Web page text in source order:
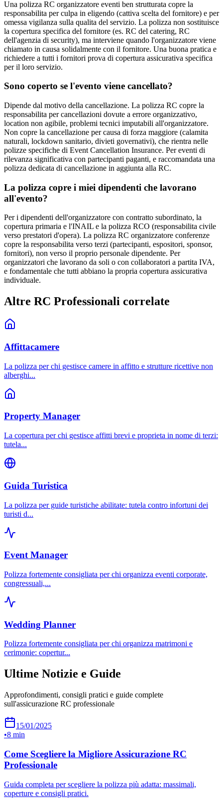
Una polizza RC organizzatore eventi ben strutturata copre la
responsabilita per culpa in eligendo (cattiva scelta del fornitore) e per
omessa vigilanza sulla qualita del servizio. La polizza non sostituisce
la copertura specifica del fornitore (es. RC del catering, RC
dell'agenzia di security), ma interviene quando l'organizzatore viene
chiamato in causa solidalmente con il fornitore. Una buona pratica e
richiedere a tutti i fornitori prova di copertura assicurativa specifica
per il loro servizio.
Sono coperto se l'evento viene cancellato?
Dipende dal motivo della cancellazione. La polizza RC copre la
responsabilita per cancellazioni dovute a errore organizzativo,
location non agibile, problemi tecnici imputabili all'organizzatore.
Non copre la cancellazione per causa di forza maggiore (calamita
naturali, lockdown sanitario, divieti governativi), che rientra nelle
polizze specifiche di Event Cancellation Insurance. Per eventi di
rilevanza significativa con partecipanti paganti, e raccomandata una
polizza dedicata di cancellazione in aggiunta alla RC.
La polizza copre i miei dipendenti che lavorano
all'evento?
Per i dipendenti dell'organizzatore con contratto subordinato, la
copertura primaria e l'INAIL e la polizza RCO (responsabilita civile
verso prestatori d'opera). La polizza RC organizzatore conferenze
copre la responsabilita verso terzi (partecipanti, espositori, sponsor,
fornitori), non verso il proprio personale dipendente. Per
organizzatori che lavorano da soli o con collaboratori a partita IVA,
e fondamentale che tutti abbiano la propria copertura assicurativa
individuale.
Altre RC Professionali correlate
Affittacamere
La polizza per chi gestisce camere in affitto e strutture ricettive non
alberghi...
Property Manager
La copertura per chi gestisce affitti brevi e proprieta in nome di terzi:
tutela...
Guida Turistica
La polizza per guide turistiche abilitate: tutela contro infortuni dei
turisti d...
Event Manager
Polizza fortemente consigliata per chi organizza eventi corporate,
congressuali,...
Wedding Planner
Polizza fortemente consigliata per chi organizza matrimoni e
cerimonie: copertur...
Ultime Notizie e Guide
Approfondimenti, consigli pratici e guide complete
sull'assicurazione RC professionale
15/01/2025
•8 min
Come Scegliere la Migliore Assicurazione RC
Professionale
Guida completa per scegliere la polizza più adatta: massimali,
coperture e consigli pratici.